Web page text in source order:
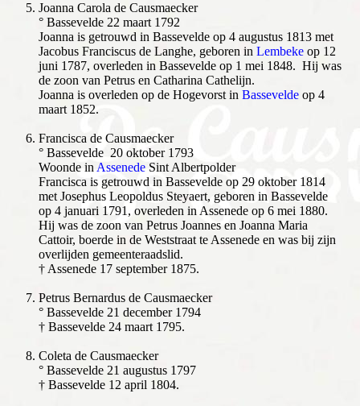
Joanna Carola de Causmaecker
° Bassevelde 22 maart 1792
Joanna is getrouwd in Bassevelde op 4 augustus 1813 met
Jacobus Franciscus de Langhe, geboren in Lembeke op 12
juni 1787, overleden in Bassevelde op 1 mei 1848. Hij was
de zoon van Petrus en Catharina Cathelijn.
Joanna is overleden op de Hogevorst in Bassevelde op 4
maart 1852.
Francisca de Causmaecker
° Bassevelde 20 oktober 1793
Woonde in Assenede Sint Albertpolder
Francisca is getrouwd in Bassevelde op 29 oktober 1814
met Josephus Leopoldus Steyaert, geboren in Bassevelde
op 4 januari 1791, overleden in Assenede op 6 mei 1880.
Hij was de zoon van Petrus Joannes en Joanna Maria
Cattoir, boerde in de Weststraat te Assenede en was bij zijn
overlijden gemeenteraadslid.
† Assenede 17 september 1875.
Petrus Bernardus de Causmaecker
° Bassevelde 21 december 1794
† Bassevelde 24 maart 1795.
Coleta de Causmaecker
° Bassevelde 21 augustus 1797
† Bassevelde 12 april 1804.